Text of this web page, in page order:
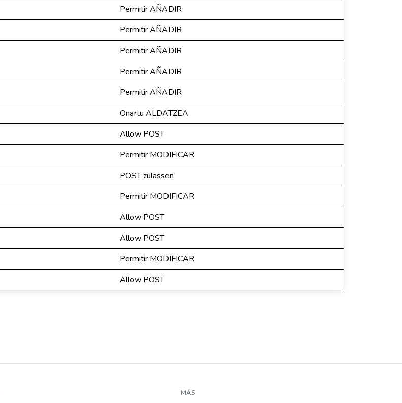
Permitir AÑADIR
Permitir AÑADIR
Permitir AÑADIR
Permitir AÑADIR
Permitir AÑADIR
Onartu ALDATZEA
Allow POST
Permitir MODIFICAR
POST zulassen
Permitir MODIFICAR
Allow POST
Allow POST
Permitir MODIFICAR
Allow POST
MÁS